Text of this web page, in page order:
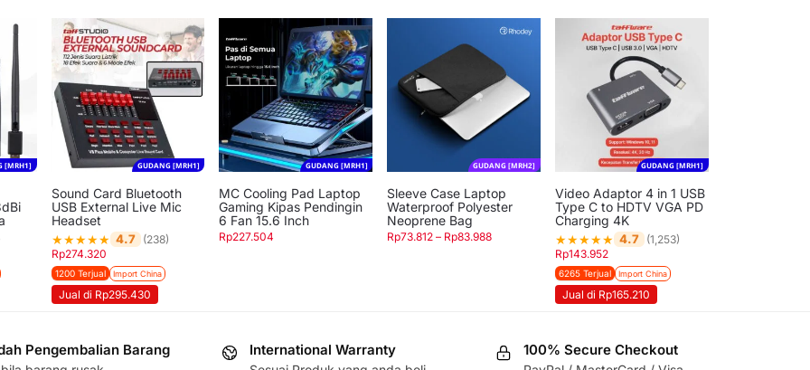
[MRH1] GUDANG [MRH1]
Sound Card Bluetooth
USB External Live Mic
Headset
★★★★★ 4.7
(238)
Rp274.320
1200 Terjual Import China
Jual di Rp295.430
GUDANG [MRH1]
MC Cooling Pad Laptop
Gaming Kipas Pendingin
6 Fan 15.6 Inch
Rp227.504
GUDANG [MRH2]
Sleeve Case Laptop
Waterproof Polyester
Neoprene Bag
Rp73.812 – Rp83.988
GUDANG [MRH1]
Video Adaptor 4 in 1 USB
Type C to HDTV VGA PD
Charging 4K
★★★★★ 4.7
(1,253)
Rp143.952
6265 Terjual Import China
Jual di Rp165.210
Pengembalian Barang International Warranty 100% Secure Checkout